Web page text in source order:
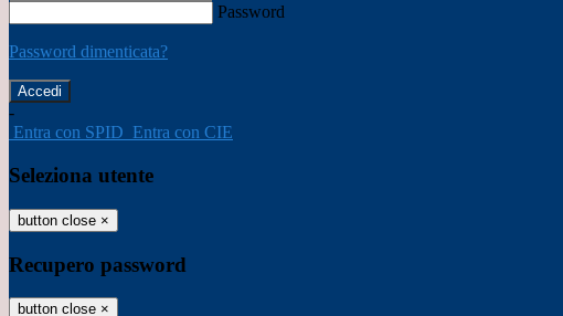
Password
Password dimenticata?
-
Entra con SPID Entra con CIE
Seleziona utente
button close ×
Recupero password
button close ×